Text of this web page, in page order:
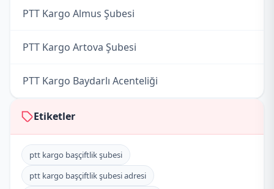
PTT Kargo Almus Şubesi
PTT Kargo Artova Şubesi
PTT Kargo Baydarlı Acenteliği
PTT Kargo Bereketli Acenteliği
PTT Kargo Bozcalı Acenteliği
PTT Kargo Çevreli Acentası
Etiketler
ptt kargo başçiftlik şubesi
ptt kargo başçiftlik şubesi adresi